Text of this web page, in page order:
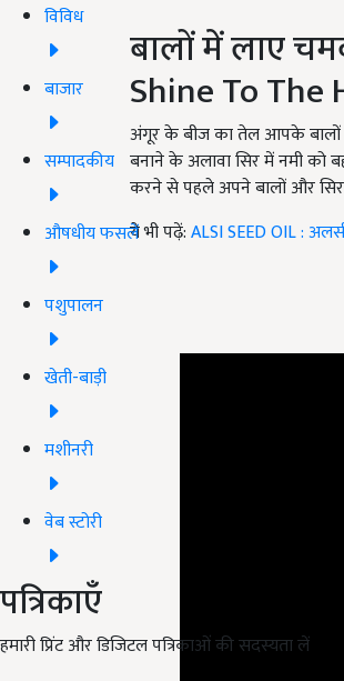
विविध
बाजार
सम्पादकीय
औषधीय फसलें
पशुपालन
खेती-बाड़ी
मशीनरी
वेब स्टोरी
पत्रिकाएँ
हमारी प्रिंट और डिजिटल पत्रिकाओं की सदस्यता लें
बालों में लाए
Shine To The
अंगूर के बीज का तेल आपके बालों
बनाने के अलावा सिर में नमी को
करने से पहले अपने बालों और
ये भी पढ़ें:ALSI SEED OIL :